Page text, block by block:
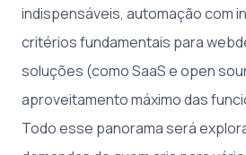
indispensáveis, automação com
critérios fundamentais para
soluções (como SaaS e open
aproveitamento máximo das
Todo esse panorama será